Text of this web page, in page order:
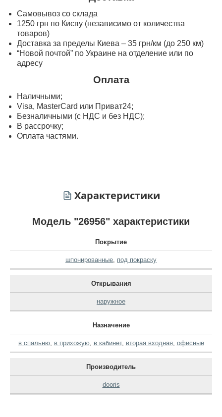
Самовывоз со склада
1250 грн по Києву (независимо от количества
товаров)
Доставка за пределы Киева – 35 грн/км (до 250 км)
“Новой почтой” по Украине на отделение или по
адресу
Оплата
Наличными;
Visa, MasterСard или Приват24;
Безналичными (с НДС и без НДС);
В рассрочку;
Оплата частями.
Характеристики
Модель "26956" характеристики
Покрытие
шпонированные, под покраску
Открывания
наружное
Назначение
в спальню, в прихожую, в кабинет, вторая входная, офисные
Производитель
dooris